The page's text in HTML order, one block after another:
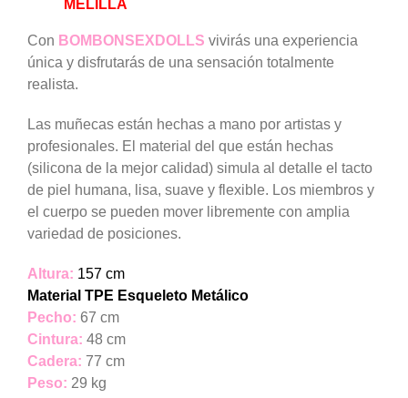
MELILLA
Con BOMBONSEXDOLLS vivirás una experiencia
única y disfrutarás de una sensación totalmente
realista.
Las muñecas están hechas a mano por artistas y
profesionales. El material del que están hechas
(silicona de la mejor calidad) simula al detalle el tacto
de piel humana, lisa, suave y flexible. Los miembros y
el cuerpo se pueden mover libremente con amplia
variedad de posiciones.
Altura: 157 cm
Material TPE Esqueleto Metálico
Pecho: 67 cm
Cintura: 48 cm
Cadera: 77 cm
Peso: 29 kg